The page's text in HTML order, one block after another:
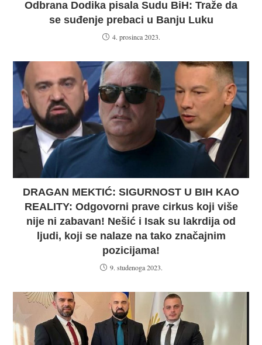
Odbrana Dodika pisala Sudu BiH: Traže da
se suđenje prebaci u Banju Luku
4. prosinca 2023.
DRAGAN MEKTIĆ: SIGURNOST U BIH KAO
REALITY: Odgovorni prave cirkus koji više
nije ni zabavan! Nešić i Isak su lakrdija od
ljudi, koji se nalaze na tako značajnim
pozicijama!
9. studenoga 2023.